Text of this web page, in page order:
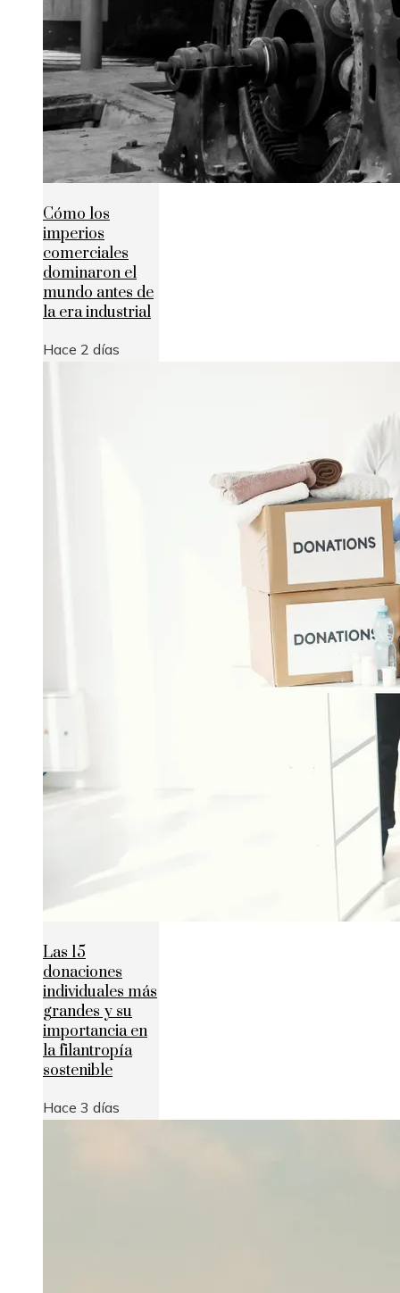
Cómo los
imperios
comerciales
dominaron el
mundo antes de
la era industrial
Hace 2 días
Las 15
donaciones
individuales más
grandes y su
importancia en
la filantropía
sostenible
Hace 3 días